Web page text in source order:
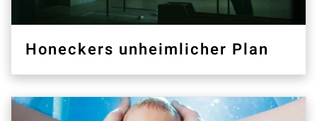
Honeckers unheimlicher Plan